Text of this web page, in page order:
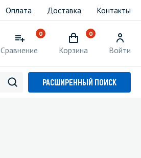
Оплата Доставка Контакты
0
Сравнение
0
Корзина Войти
РАСШИРЕННЫЙ ПОИСК